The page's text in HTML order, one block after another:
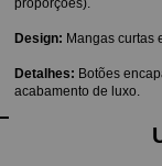
proporções).
Design: Mangas curtas
Detalhes: Botões
acabamento de luxo.